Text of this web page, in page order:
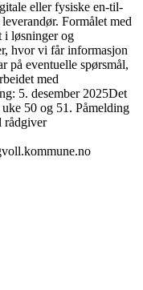
eller fysiske en-til-
Formålet med
i løsninger og
hvor vi får informasjon
på eventuelle spørsmål,
med
5. desember 2025Det
50 og 51. Påmelding
rådgiver